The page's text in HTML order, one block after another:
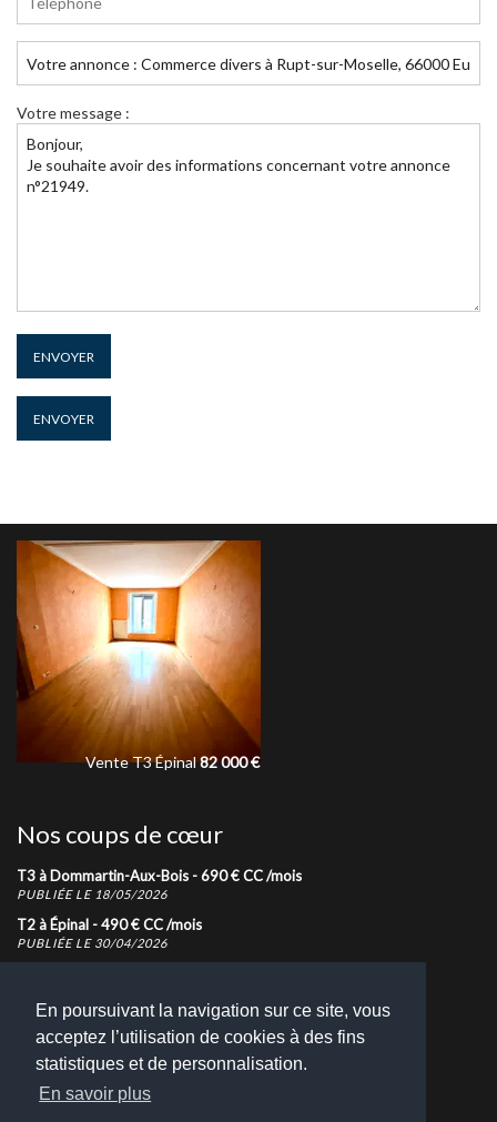
En poursuivant la navigation sur ce site, vous
acceptez l’utilisation de cookies à des fins
statistiques et de personnalisation.
En savoir plus
Votre message :
ENVOYER
ENVOYER
LocationPropriétéÉpinal600
Nos coups de cœur
T3 à Dommartin-Aux-Bois -690€CC/mois
PUBLIÉE LE 18/05/2026
T2 à Épinal -490€CC/mois
PUBLIÉE LE 30/04/2026
Nous contacter
N'hésitez pas à nous contacter pour toutes demandes